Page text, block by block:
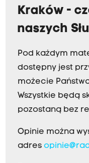
Kraków -
naszych
Pod każdym
dostępny jest
możecie
Wszystkie będą
pozostaną bez
Opinie można
adres